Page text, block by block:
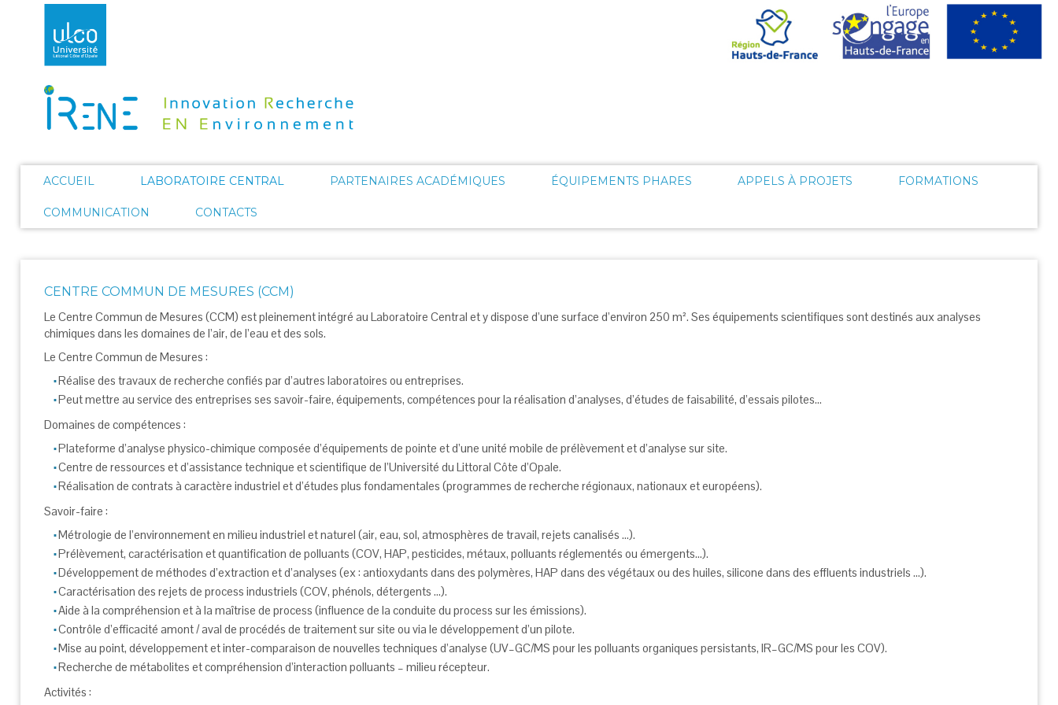
ACCUEIL LABORATOIRE CENTRAL PARTENAIRES ACADÉMIQUES ÉQUIPEMENTS PHARES APPELS À PROJETS FORMATIONS
COMMUNICATION CONTACTS
CENTRE COMMUN DE MESURES (CCM)
Le Centre Commun de Mesures (CCM) est pleinement intégré au Laboratoire Central et y dispose d’une surface d’environ 250 m². Ses équipements scientifiques sont destinés aux analyses
chimiques dans les domaines de l’air, de l’eau et des sols.
Le Centre Commun de Mesures :
Réalise des travaux de recherche confiés par d’autres laboratoires ou entreprises.
Peut mettre au service des entreprises ses savoir-faire, équipements, compétences pour la réalisation d’analyses, d’études de faisabilité, d’essais pilotes…
Domaines de compétences :
Plateforme d’analyse physico-chimique composée d’équipements de pointe et d’une unité mobile de prélèvement et d’analyse sur site.
Centre de ressources et d’assistance technique et scientifique de l’Université du Littoral Côte d’Opale.
Réalisation de contrats à caractère industriel et d’études plus fondamentales (programmes de recherche régionaux, nationaux et européens).
Savoir-faire :
Métrologie de l’environnement en milieu industriel et naturel (air, eau, sol, atmosphères de travail, rejets canalisés …).
Prélèvement, caractérisation et quantification de polluants (COV, HAP, pesticides, métaux, polluants réglementés ou émergents…).
Développement de méthodes d’extraction et d’analyses (ex : antioxydants dans des polymères, HAP dans des végétaux ou des huiles, silicone dans des effluents industriels …).
Caractérisation des rejets de process industriels (COV, phénols, détergents …).
Aide à la compréhension et à la maîtrise de process (influence de la conduite du process sur les émissions).
Contrôle d’efficacité amont / aval de procédés de traitement sur site ou via le développement d’un pilote.
Mise au point, développement et inter-comparaison de nouvelles techniques d’analyse (UV–GC/MS pour les polluants organiques persistants, IR–GC/MS pour les COV).
Recherche de métabolites et compréhension d’interaction polluants – milieu récepteur.
Activités :